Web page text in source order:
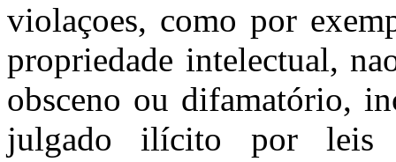
violaçoes, como por
propriedade intelectual,
obsceno ou difamatório,
julgado ilícito por leis